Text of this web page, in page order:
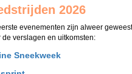
2026
evenementen zijn alweer
de verslagen en uitkomsten:
Sneekweek